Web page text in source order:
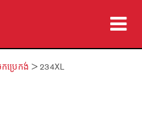
ប្រេកង់ > 234XL